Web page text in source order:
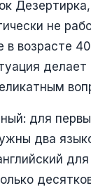
не
в возрасте
делает
для
два
для